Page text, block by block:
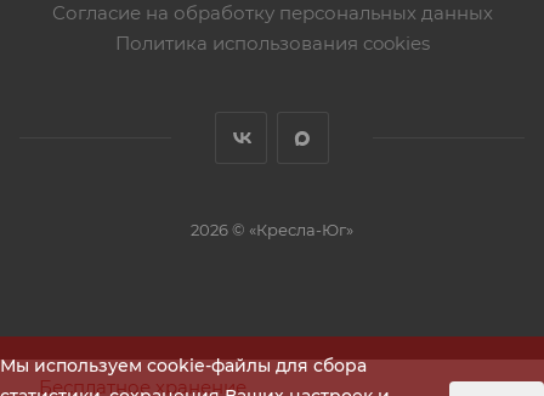
Согласие на обработку персональных данных
Политика использования cookies
2026 © «Кресла-Юг»
Бесплатное хранение
Мы используем cookie-файлы для сбора